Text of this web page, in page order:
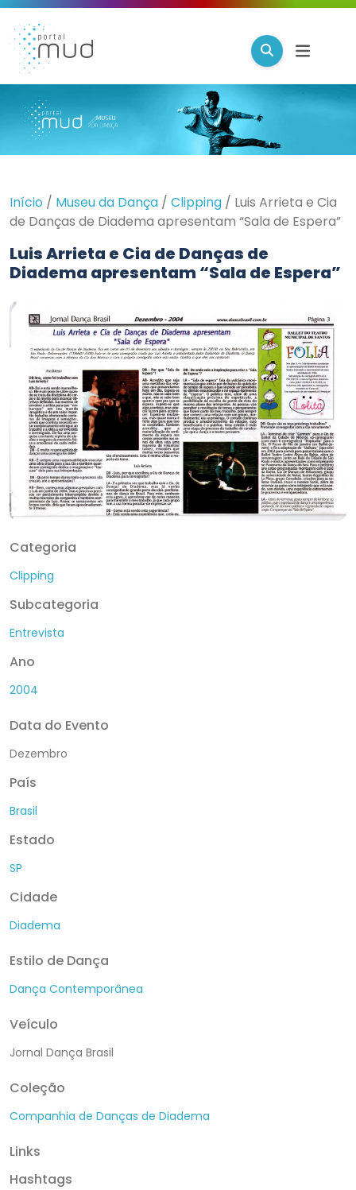
Início / Museu da Dança / Clipping / Luis Arrieta e Cia
de Danças de Diadema apresentam “Sala de Espera”
Luis Arrieta e Cia de Danças de
Diadema apresentam “Sala de Espera”
Categoria
Clipping
Subcategoria
Entrevista
Ano
2004
Data do Evento
Dezembro
País
Brasil
Estado
SP
Cidade
Diadema
Estilo de Dança
Dança Contemporânea
Veículo
Jornal Dança Brasil
Coleção
Companhia de Danças de Diadema
Links
Hashtags